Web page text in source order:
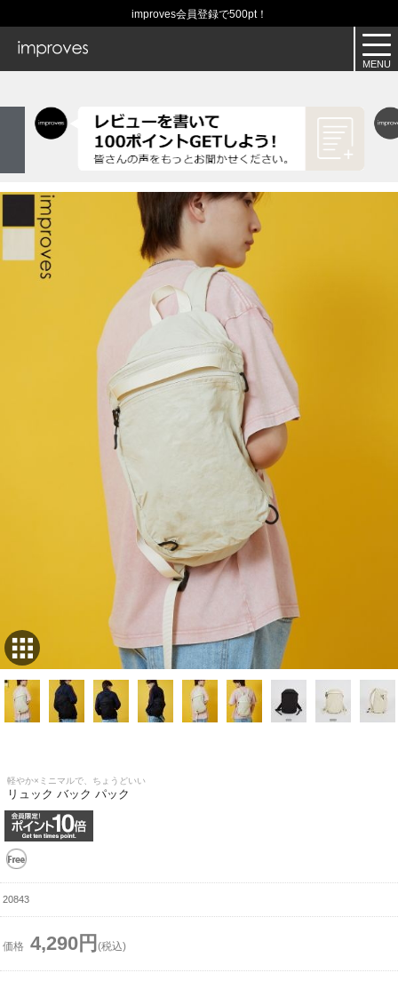
improves会員登録で500pt！
軽やか×ミニマルで、ちょうどいい
リュック バック パック
20843
価格 4,290円 (税込)